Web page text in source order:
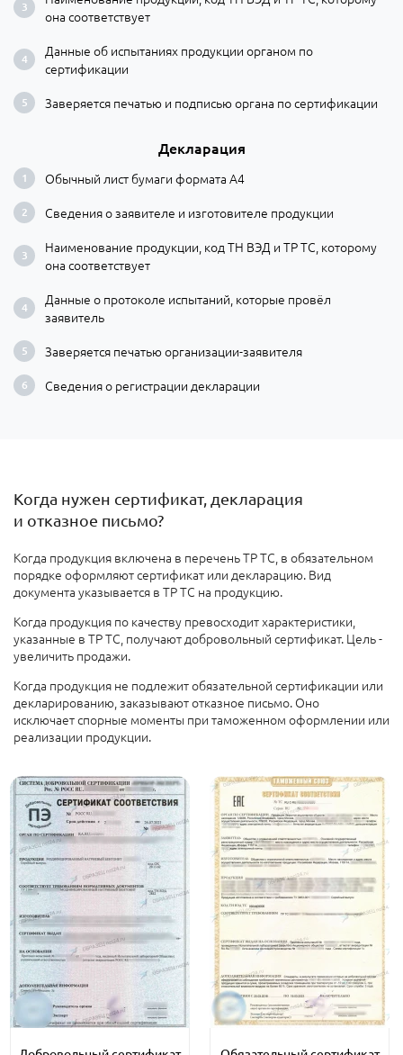
она соответствует
Данные об испытаниях продукции органом по
сертификации
Заверяется печатью и подписью органа по сертификации
Декларация
Обычный лист бумаги формата А4
Сведения о заявителе и изготовителе продукции
Наименование продукции, код ТН ВЭД и ТР ТС, которому
она соответствует
Данные о протоколе испытаний, которые провёл
заявитель
Заверяется печатью организации-заявителя
Сведения о регистрации декларации
Когда нужен сертификат, декларация
и отказное письмо?
Когда продукция включена в перечень ТР ТС, в обязательном
порядке оформляют сертификат или декларацию. Вид
документа указывается в ТР ТС на продукцию.
Когда продукция по качеству превосходит характеристики,
указанные в ТР ТС, получают добровольный сертификат. Цель -
увеличить продажи.
Когда продукция не подлежит обязательной сертификации или
декларированию , заказывают отказное письмо. Оно
исключает спорные моменты при таможенном оформлении или
реализации продукции.